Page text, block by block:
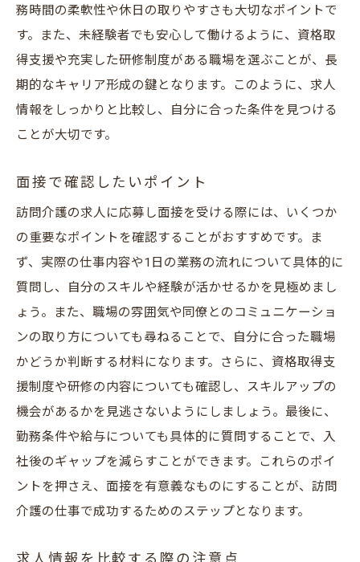
訪問介護員としての社会的意義
安城市での訪問介護の実例
安城市の訪問介護求人で求められるスキルと資
格について
介護職の基本的なスキルセット
必要とされる資格と取得方法
コミュニケーション能力の重要性
安城市での資格取得のチャンス
訪問介護の現場で即日勤務可能な求人を安城市
で見つける方法
即日勤務可能な求人の探し方
面接で求められる即戦力とは
急募求人の見つけ方と注意点
安城市の介護業界の動向を知る
求人情報の更新頻度とチェック方法
務時間の柔軟性や休日の取りやすさも大切なポイントで
す。また、未経験者でも安心して働けるように、資格取
得支援や充実した研修制度がある職場を選ぶことが、長
期的なキャリア形成の鍵となります。このように、求人
情報をしっかりと比較し、自分に合った条件を見つける
ことが大切です。
面接で確認したいポイント
訪問介護の求人に応募し面接を受ける際には、いくつか
の重要なポイントを確認することがおすすめです。ま
ず、実際の仕事内容や1日の業務の流れについて具体的に
質問し、自分のスキルや経験が活かせるかを見極めまし
ょう。また、職場の雰囲気や同僚とのコミュニケーショ
ンの取り方についても尋ねることで、自分に合った職場
かどうか判断する材料になります。さらに、資格取得支
援制度や研修の内容についても確認し、スキルアップの
機会があるかを見逃さないようにしましょう。最後に、
勤務条件や給与についても具体的に質問することで、入
社後のギャップを減らすことができます。これらのポイ
ントを押さえ、面接を有意義なものにすることが、訪問
介護の仕事で成功するためのステップとなります。